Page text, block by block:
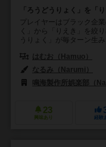
「ろうどうりょく」を「
プレイヤーはブラック企
く」から「りえき」を絞
うりょく」が毎ターン生
はむお（Hamuo）
なるみ（Narumi）
鳴海製作所娯楽部（
23
興味あり 経験